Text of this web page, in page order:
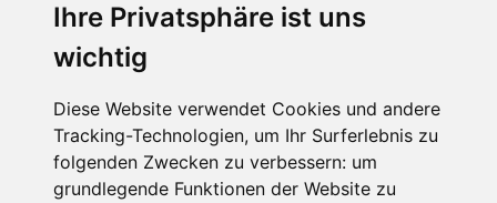
Ihre Privatsphäre ist uns
wichtig
Diese Website verwendet Cookies und andere
Tracking-Technologien, um Ihr Surferlebnis zu
folgenden Zwecken zu verbessern: um
grundlegende Funktionen der Website zu
Datenschutzbedingungen
Nutzungsbedingungen Impressum Kontakt